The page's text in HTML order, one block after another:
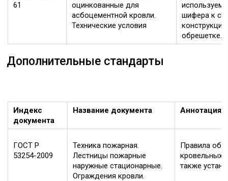
61
оцинкованные для
асбоцементной кровли.
Технические условия
шифера к
обрешетке.
Дополнительные стандарты
Индекс
документа
Название документа Аннотация
ГОСТ Р
53254-2009
Техника пожарная.
Лестницы пожарные
наружные стационарные.
Ограждения кровли.
Правила
кровельных
также